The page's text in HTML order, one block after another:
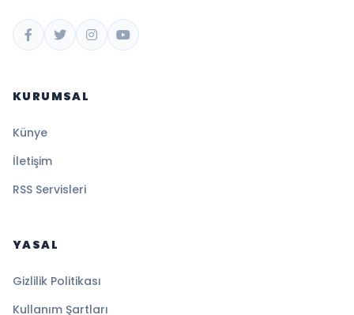
KURUMSAL
Künye
İletişim
RSS Servisleri
YASAL
Gizlilik Politikası
Kullanım Şartları